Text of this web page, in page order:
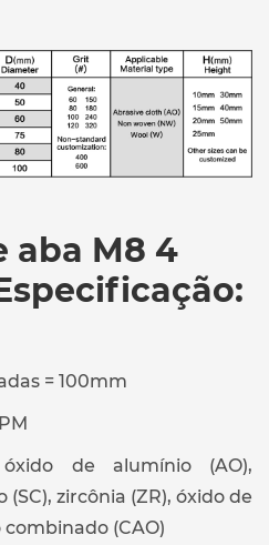
aba M8 4
= 100mm
óxido de alumínio (AO),
zircônia (ZR), óxido de
(CAO)